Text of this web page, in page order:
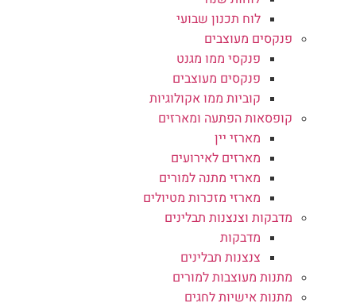
לוח תכנון שבועי
פנקסים מעוצבים
פנקסי ממו מגנט
פנקסים מעוצבים
קוביות ממו אקולוגיות
קופסאות הפתעה ומארזים
מארזי יין
מארזים לאירועים
מארזי מתנה למורים
מארזי מזכרות מטיולים
מדבקות וצנצנות תבלינים
מדבקות
צנצנות תבלינים
מתנות מעוצבות למורים
מתנות אישיות לחגים